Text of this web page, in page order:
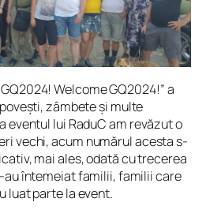
Welcome GQ2024!” a
zâmbete și multe
eventul lui RaduC am revăzut o
vechi, acum numărul acesta s-
mai ales, odată cu trecerea
întemeiat familii, familii care
luat parte la event.